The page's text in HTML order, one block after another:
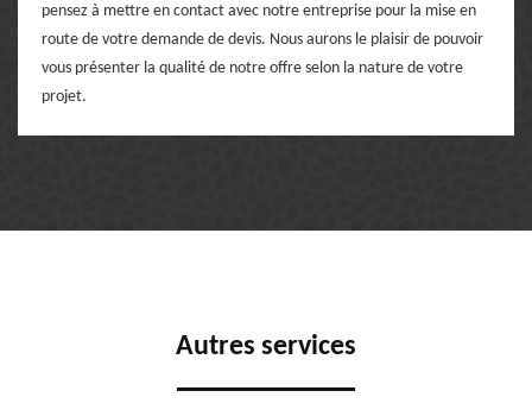
pensez à mettre en contact avec notre entreprise pour la mise en
route de votre demande de devis. Nous aurons le plaisir de pouvoir
vous présenter la qualité de notre offre selon la nature de votre
projet.
Autres services